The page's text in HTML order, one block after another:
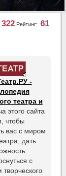
Рейтинг: 61
322
-
театра и
этого сайта
чтобы
вас с миром
дать
с